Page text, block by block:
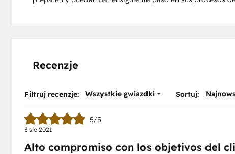
Recenzje
Filtruj recenzje: Wszystkie gwiazdki Sortuj:
5/5
3 sie 2021
Alto compromiso con los objetivos del